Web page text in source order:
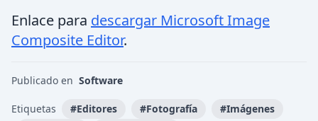
Enlace para descargar Microsoft Image
Composite Editor.
Publicado en Software
Etiquetas #Editores #Fotografía #Imágenes